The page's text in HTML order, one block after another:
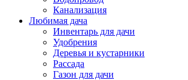
Канализация
Любимая дача
Инвентарь для дачи
Удобрения
Деревья и кустарники
Рассада
Газон для дачи